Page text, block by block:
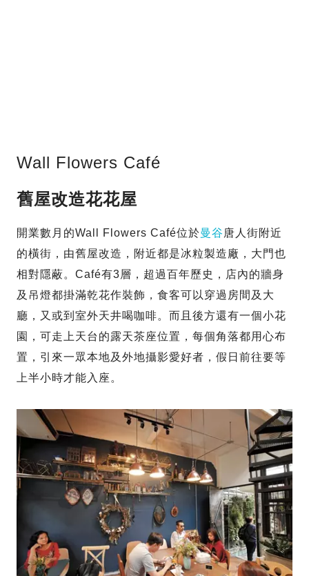
Wall Flowers Café
舊屋改造花花屋
開業數月的Wall Flowers Café位於曼谷 唐人街附近
的橫街，由舊屋改造，附近都是冰粒製造廠，大門也
相對隱蔽。Café有3層，超過百年歷史，店內的牆身
及吊燈都掛滿乾花作裝飾，食客可以穿過房間及大
廳，又或到室外天井喝咖啡。而且後方還有一個小花
園，可走上天台的露天茶座位置，每個角落都用心布
置，引來一眾本地及外地攝影愛好者，假日前往要等
上半小時才能入座。